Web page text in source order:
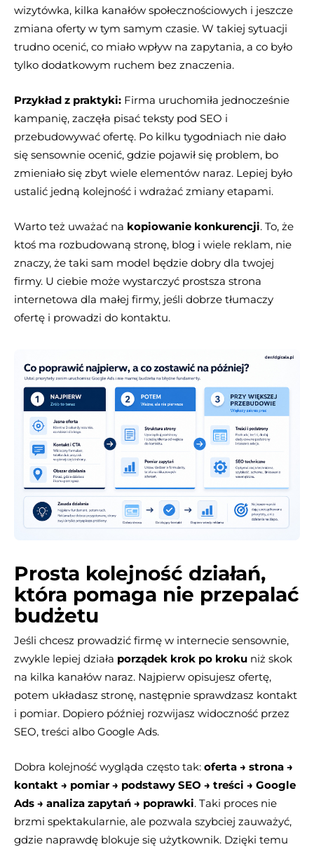
wizytówka, kilka kanałów społecznościowych i jeszcze
zmiana oferty w tym samym czasie. W takiej sytuacji
trudno ocenić, co miało wpływ na zapytania, a co było
tylko dodatkowym ruchem bez znaczenia.
Przykład z praktyki: Firma uruchomiła jednocześnie
kampanię, zaczęła pisać teksty pod SEO i
przebudowywać ofertę. Po kilku tygodniach nie dało
się sensownie ocenić, gdzie pojawił się problem, bo
zmieniało się zbyt wiele elementów naraz. Lepiej było
ustalić jedną kolejność i wdrażać zmiany etapami.
Warto też uważać na kopiowanie konkurencji. To, że
ktoś ma rozbudowaną stronę, blog i wiele reklam, nie
znaczy, że taki sam model będzie dobry dla twojej
firmy. U ciebie może wystarczyć prostsza strona
internetowa dla małej firmy, jeśli dobrze tłumaczy
ofertę i prowadzi do kontaktu.
Prosta kolejność działań,
która pomaga nie przepalać
budżetu
Jeśli chcesz prowadzić firmę w internecie sensownie,
zwykle lepiej działa porządek krok po kroku niż skok
na kilka kanałów naraz. Najpierw opisujesz ofertę,
potem układasz stronę, następnie sprawdzasz kontakt
i pomiar. Dopiero później rozwijasz widoczność przez
SEO, treści albo Google Ads.
Dobra kolejność wygląda często tak: oferta → strona →
kontakt → pomiar → podstawy SEO → treści → Google
Ads → analiza zapytań → poprawki. Taki proces nie
brzmi spektakularnie, ale pozwala szybciej zauważyć,
gdzie naprawdę blokuje się użytkownik. Dzięki temu